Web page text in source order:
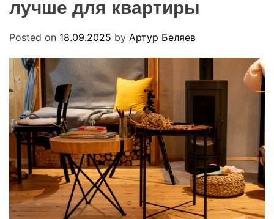
u
лучше для квартиры
Posted on 18.09.2025 by Артур Беляев